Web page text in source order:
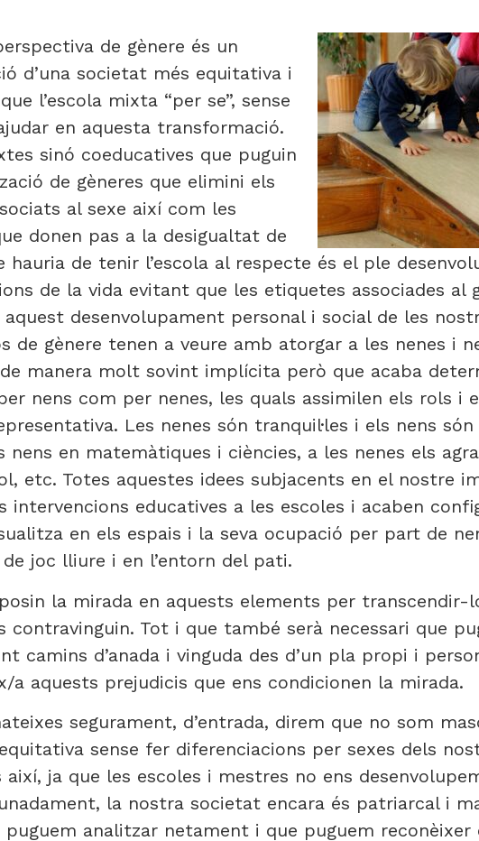
de gènere és un
d’una societat més equitativa i
l’escola mixta “per se”, sense
en aquesta transformació.
sinó coeducatives que puguin
de gèneres que elimini els
al sexe així com les
donen pas a la desigualtat de
hauria de tenir l’escola al respecte és el ple
de la vida evitant que les etiquetes associades al
desenvolupament personal i social de les
de gènere tenen a veure amb atorgar a les nenes i
manera molt sovint implícita però que acaba
nens com per nenes, les quals assimilen els rols i
Les nenes són tranquil·les i els nens
nens en matemàtiques i ciències, a les nenes els
etc. Totes aquestes idees subjacents en el nostre
intervencions educatives a les escoles i acaben
en els espais i la seva ocupació per part de
joc lliure i en l’entorn del pati.
la mirada en aquests elements per transcendir-
Tot i que també serà necessari que
camins d’anada i vinguda des d’un pla propi i
a aquests prejudicis que ens condicionen la mirada.
segurament, d’entrada, direm que no som
sense fer diferenciacions per sexes dels
ja que les escoles i mestres no ens
la nostra societat encara és patriarcal i
analitzar netament i que puguem reconèixer